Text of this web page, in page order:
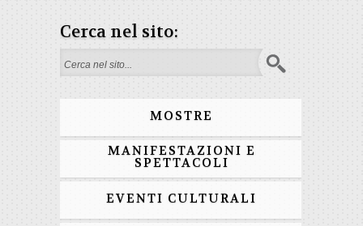
Cerca nel sito:
Form di ricerca
MOSTRE
MANIFESTAZIONI E
SPETTACOLI
EVENTI CULTURALI